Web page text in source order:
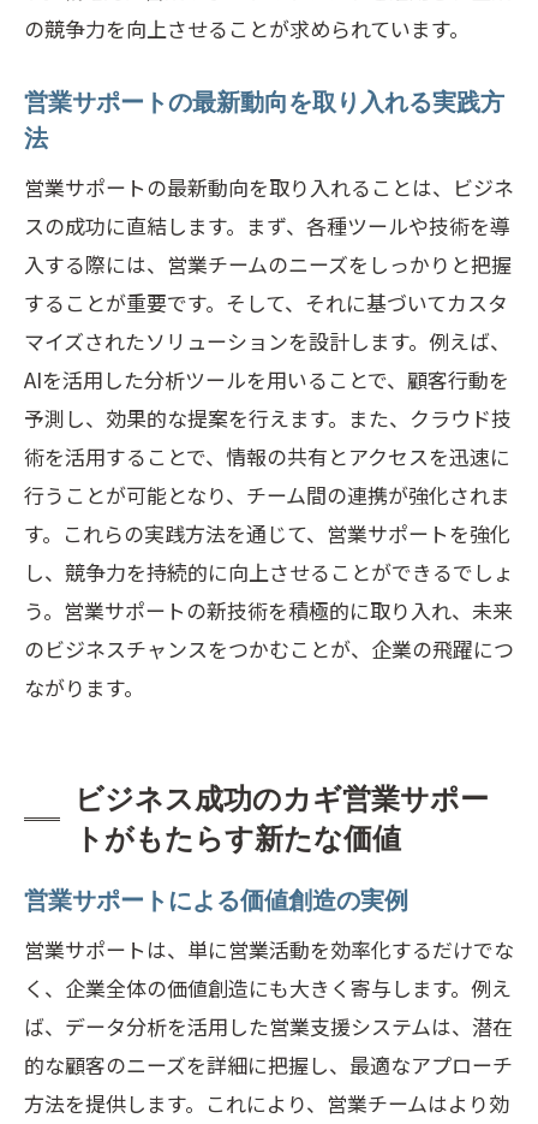
の競争力を向上させることが求められています。
営業サポートの最新動向を取り入れる実践方
法
営業サポートの最新動向を取り入れることは、ビジネ
スの成功に直結します。まず、各種ツールや技術を導
入する際には、営業チームのニーズをしっかりと把握
することが重要です。そして、それに基づいてカスタ
マイズされたソリューションを設計します。例えば、
AIを活用した分析ツールを用いることで、顧客行動を
予測し、効果的な提案を行えます。また、クラウド技
術を活用することで、情報の共有とアクセスを迅速に
行うことが可能となり、チーム間の連携が強化されま
す。これらの実践方法を通じて、営業サポートを強化
し、競争力を持続的に向上させることができるでしょ
う。営業サポートの新技術を積極的に取り入れ、未来
のビジネスチャンスをつかむことが、企業の飛躍につ
ながります。
ビジネス成功のカギ営業サポー
トがもたらす新たな価値
営業サポートによる価値創造の実例
営業サポートは、単に営業活動を効率化するだけでな
く、企業全体の価値創造にも大きく寄与します。例え
ば、データ分析を活用した営業支援システムは、潜在
的な顧客のニーズを詳細に把握し、最適なアプローチ
方法を提供します。これにより、営業チームはより効